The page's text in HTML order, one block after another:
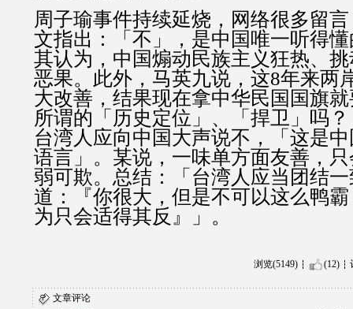
周子瑜事件持续延烧，网络很多留
文指出：「不」，是中国唯一听得
其认为，中国煽动民族主义狂热、
恶果。此外，马英九说，这8年来两
大改善，结果现在拿中华民国国旗
所谓的「历史定位」、「捍卫」吗？
台湾人应向中国大声说不，「这是
语言」。某说，一味单方面友善，
弱可欺。总结：「台湾人应当团结
道：『你很大，但是不可以这么鸭
为只会适得其反』」。
浏览(5149) (12)
文章评论